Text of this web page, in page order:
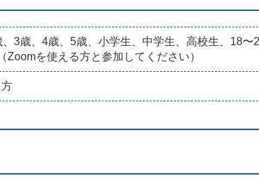
3歳、4歳、5歳、小学生、中学生、高校生、18
Zoomを使える方と参加してください）